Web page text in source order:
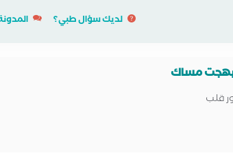
لديك سؤال طبي؟
بهجت مساك
قلب